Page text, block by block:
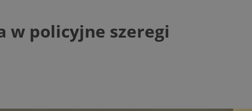
w policyjne szeregi